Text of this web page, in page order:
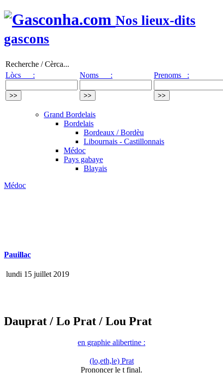
Nos lieux-dits
gascons
Recherche / Cèrca...
Lòcs :
Noms : Prenoms :
Grand Bordelais
Bordelais
Bordeaux / Bordèu
Libournais - Castillonnais
Médoc
Pays gabaye
Blayais
Médoc
Pauillac
lundi 15 juillet 2019
Dauprat / Lo Prat / Lou Prat
en graphie alibertine :
(lo,eth,le) Prat
Prononcer le t final.